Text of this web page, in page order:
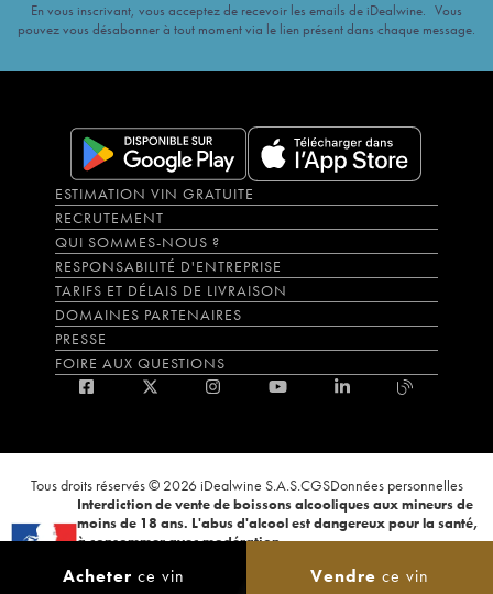
Acheter ce vin Vendre ce vin
En vous inscrivant, vous acceptez de recevoir les emails de iDealwine. Vous
pouvez vous désabonner à tout moment via le lien présent dans chaque message.
ESTIMATION VIN GRATUITE
RECRUTEMENT
QUI SOMMES-NOUS ?
RESPONSABILITÉ D'ENTREPRISE
TARIFS ET DÉLAIS DE LIVRAISON
DOMAINES PARTENAIRES
PRESSE
FOIRE AUX QUESTIONS
Tous droits réservés © 2026 iDealwine S.A.S.CGSDonnées personnelles
Interdiction de vente de boissons alcooliques aux mineurs de
moins de 18 ans. L'abus d'alcool est dangereux pour la santé,
à consommer avec modération.
ligne. CODE DE LA SANTÉ PUBLIQUE, ART.L.3342-1 et L.3353-3